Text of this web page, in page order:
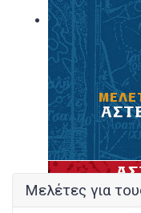
Μελέτες για